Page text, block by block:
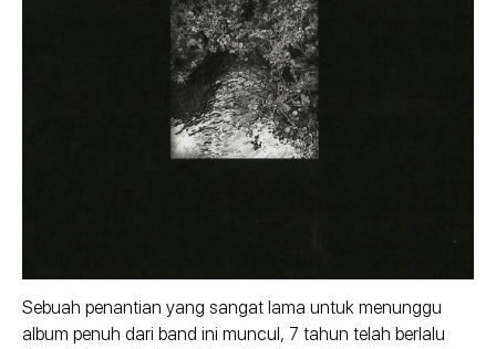
Sebuah penantian yang sangat lama untuk menunggu
album penuh dari band ini muncul, 7 tahun telah berlalu